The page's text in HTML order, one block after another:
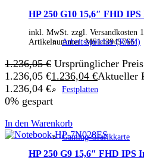
Arbeitsspeicher (RAM)
Festplatten
Gaming Grafikkarte
Microsoft Laptop
Surface
Surface Zubehör
MSI Laptop
Alle MSI
MSI Thin
MSI Alpha |
MSI Creator |
Razer Laptop
Razer Blade 14
Razer Blade 18
HP 250 G10 15,6″ FHD
inkl. MwSt. zzgl. Versandkosten
Artikelnummer:MS143945766
1.236,05€ Ursprünglicher
1.236,05 €1.236,04 €Aktueller
1.236,04 €.
0% gespart
In den Warenkorb
HP 250 G9 15,6″ FHD IPS